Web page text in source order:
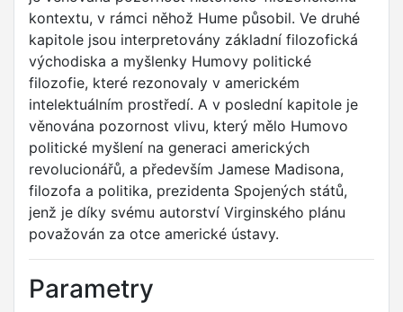
kontextu, v rámci něhož Hume působil. Ve druhé
kapitole jsou interpretovány základní filozofická
východiska a myšlenky Humovy politické
filozofie, které rezonovaly v americkém
intelektuálním prostředí. A v poslední kapitole je
věnována pozornost vlivu, který mělo Humovo
politické myšlení na generaci amerických
revolucionářů, a především Jamese Madisona,
filozofa a politika, prezidenta Spojených států,
jenž je díky svému autorství Virginského plánu
považován za otce americké ústavy.
Parametry